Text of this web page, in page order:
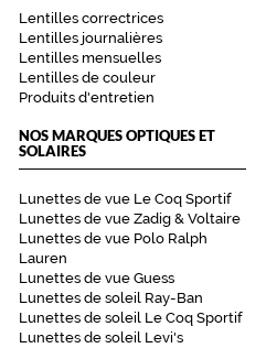
Lentilles correctrices
Lentilles journalières
Lentilles mensuelles
Lentilles de couleur
Produits d'entretien
NOS MARQUES OPTIQUES ET
SOLAIRES
Lunettes de vue Le Coq Sportif
Lunettes de vue Zadig & Voltaire
Lunettes de vue Polo Ralph
Lauren
Lunettes de vue Guess
Lunettes de soleil Ray-Ban
Lunettes de soleil Le Coq Sportif
Lunettes de soleil Levi's